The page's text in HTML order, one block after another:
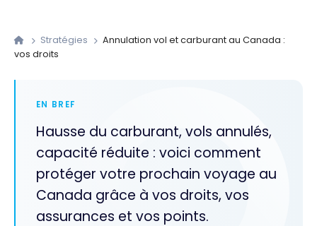
Stratégies
Annulation vol et carburant au Canada :
vos droits
EN BREF
Hausse du carburant, vols annulés,
capacité réduite : voici comment
protéger votre prochain voyage au
Canada grâce à vos droits, vos
assurances et vos points.